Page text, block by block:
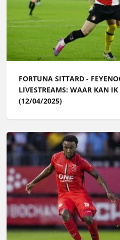
FORTUNA SITTARD -
LIVESTREAMS: WAAR KAN IK
(12/04/2025)